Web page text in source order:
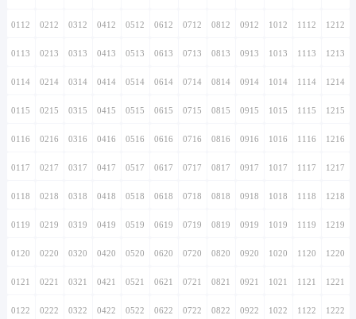
0112 0212 0312 0412 0512 0612 0712 0812 0912 1012 1112 1212
0113 0213 0313 0413 0513 0613 0713 0813 0913 1013 1113 1213
0114 0214 0314 0414 0514 0614 0714 0814 0914 1014 1114 1214
0115 0215 0315 0415 0515 0615 0715 0815 0915 1015 1115 1215
0116 0216 0316 0416 0516 0616 0716 0816 0916 1016 1116 1216
0117 0217 0317 0417 0517 0617 0717 0817 0917 1017 1117 1217
0118 0218 0318 0418 0518 0618 0718 0818 0918 1018 1118 1218
0119 0219 0319 0419 0519 0619 0719 0819 0919 1019 1119 1219
0120 0220 0320 0420 0520 0620 0720 0820 0920 1020 1120 1220
0121 0221 0321 0421 0521 0621 0721 0821 0921 1021 1121 1221
0122 0222 0322 0422 0522 0622 0722 0822 0922 1022 1122 1222